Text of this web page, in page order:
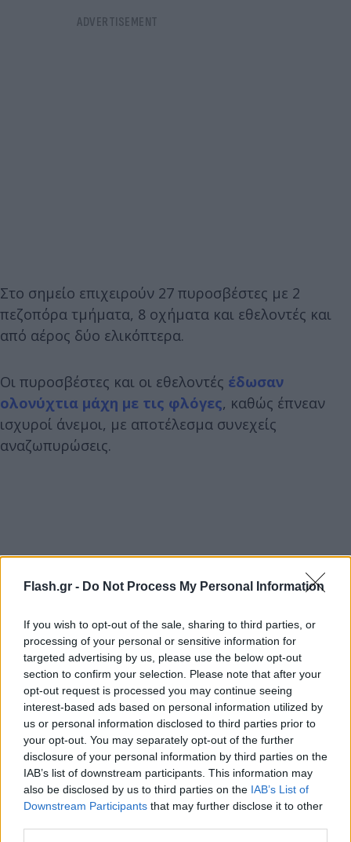
Flash.gr - Do Not Process My Personal Information
If you wish to opt-out of the sale, sharing to third parties, or
processing of your personal or sensitive information for
targeted advertising by us, please use the below opt-out
section to confirm your selection. Please note that after your
opt-out request is processed you may continue seeing
interest-based ads based on personal information utilized by
us or personal information disclosed to third parties prior to
your opt-out. You may separately opt-out of the further
disclosure of your personal information by third parties on the
IAB’s list of downstream participants. This information may
also be disclosed by us to third parties on the IAB’s List of
Downstream Participants that may further disclose it to other
Στο σημείο επιχειρούν 27 πυροσβέστες με 2
πεζοπόρα τμήματα, 8 οχήματα και εθελοντές και
από αέρος δύο ελικόπτερα.
Οι πυροσβέστες και οι εθελοντές έδωσαν
ολονύχτια μάχη με τις φλόγες, καθώς έπνεαν
ισχυροί άνεμοι, με αποτέλεσμα συνεχείς
αναζωπυρώσεις.